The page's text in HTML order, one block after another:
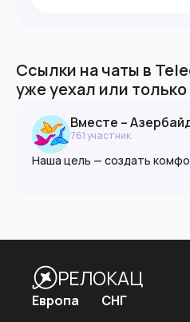
Ссылки на чаты в
уже уехал или
Вместе –
761участник
Наша цель — создать
🌐 vmeste.info
РЕЛОКАЦ
Европа СНГ